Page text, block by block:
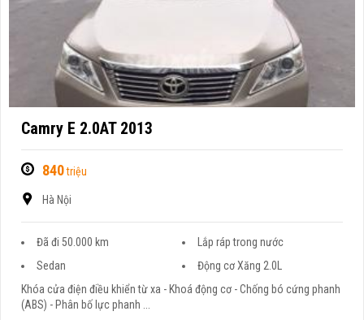
Camry E 2.0AT 2013
840triệu
Hà Nội
Đã đi 50.000 km
Lắp ráp trong nước
Sedan
Động cơ Xăng 2.0L
Khóa cửa điện điều khiển từ xa - Khoá động cơ - Chống bó cứng phanh
(ABS) - Phân bố lực phanh ...